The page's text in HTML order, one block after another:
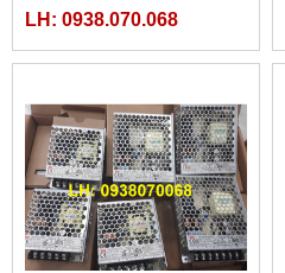
LH: 0938.070.068